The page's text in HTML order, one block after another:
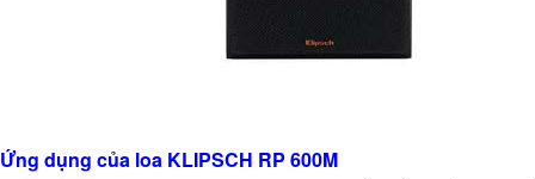
Ứng dụng của loa KLIPSCH RP 600M